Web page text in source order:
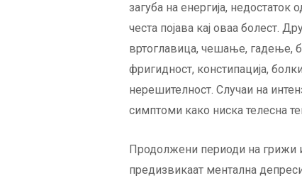
загуба на енергија,
честа појава кај оваа болест.
вртоглавица, чешање, гадење,
фригидност, констипација,
нерешителност. Случаи на
симптоми како ниска телесна
Продолжени периоди на грижи
предизвикаат ментална